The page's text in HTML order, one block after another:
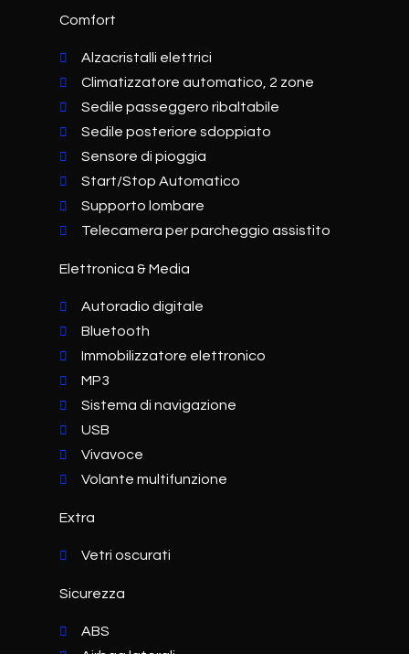
Comfort
Alzacristalli elettrici
Climatizzatore automatico, 2 zone
Sedile passeggero ribaltabile
Sedile posteriore sdoppiato
Sensore di pioggia
Start/Stop Automatico
Supporto lombare
Telecamera per parcheggio assistito
Elettronica & Media
Autoradio digitale
Bluetooth
Immobilizzatore elettronico
MP3
Sistema di navigazione
USB
Vivavoce
Volante multifunzione
Extra
Vetri oscurati
Sicurezza
ABS